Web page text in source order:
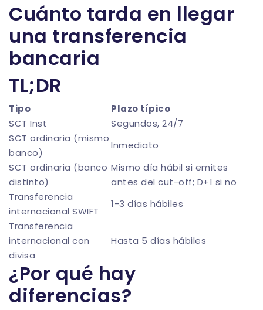
Cuánto tarda en llegar
una transferencia
bancaria
TL;DR
Tipo
Plazo típico
SCT Inst
Segundos, 24/7
SCT ordinaria (mismo
banco)
Inmediato
SCT ordinaria (banco
distinto)
Mismo día hábil si emites
antes del cut-off; D+1 si no
Transferencia
internacional SWIFT
1-3 días hábiles
Transferencia
internacional con
divisa
Hasta 5 días hábiles
¿Por qué hay
diferencias?